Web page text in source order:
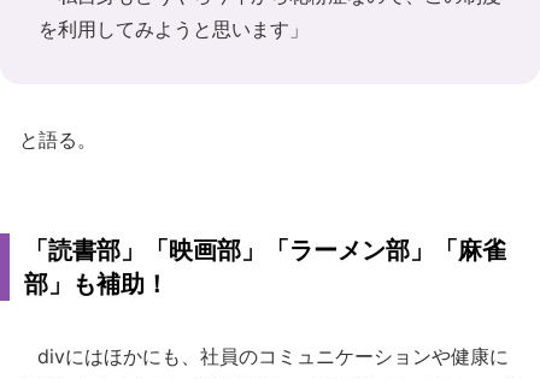
を利用してみようと思います」
と語る。
「読書部」「映画部」「ラーメン部」「麻雀
部」も補助！
divにはほかにも、社員のコミュニケーションや健康に